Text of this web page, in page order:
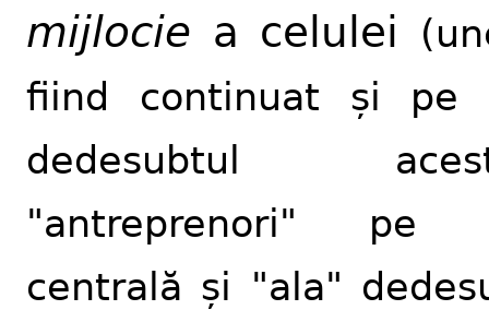
mijlocie a celulei
fiind continuat și pe
dedesubtul
"antreprenori" pe
centrală și "ala"